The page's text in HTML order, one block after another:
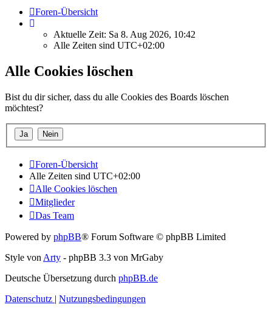
Foren-Übersicht
Aktuelle Zeit: Sa 8. Aug 2026, 10:42
Alle Zeiten sind UTC+02:00
Alle Cookies löschen
Bist du dir sicher, dass du alle Cookies des Boards löschen
möchtest?
Foren-Übersicht
Alle Zeiten sind UTC+02:00
Alle Cookies löschen
Mitglieder
Das Team
Powered by phpBB® Forum Software © phpBB Limited
Style vonArty - phpBB 3.3 von MrGaby
Deutsche Übersetzung durch phpBB.de
Datenschutz | Nutzungsbedingungen